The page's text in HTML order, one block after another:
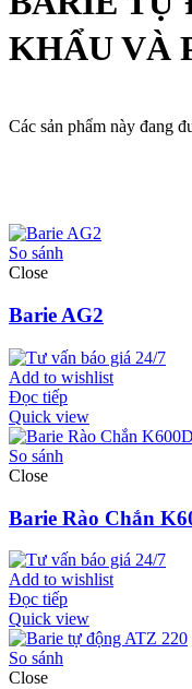
KHẨU VÀ
Các sản phẩm này đang
So sánh
Close
Barie AG2
Add to wishlist
Đọc tiếp
Quick view
So sánh
Close
Barie Rào Chắn
Add to wishlist
Đọc tiếp
Quick view
So sánh
Close